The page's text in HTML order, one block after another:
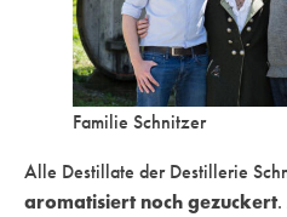
Familie Schnitzer
Alle Destillate der Destillerie
aromatisiert noch gezuckert.